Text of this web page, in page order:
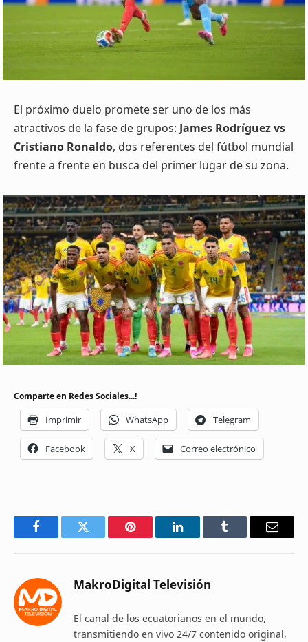
El próximo duelo promete ser uno de los más
atractivos de la fase de grupos: James Rodríguez vs
Cristiano Ronaldo, dos referentes del fútbol mundial
frente a frente en busca del primer lugar de su zona.
Comparte en Redes Sociales...!
Imprimir WhatsApp Telegram
Facebook X Correo electrónico
FacebookTwitter Pinterest LinkedInTumblr Email
MakroDigital Televisión
El canal de los ecuatorianos en el mundo,
transmitiendo en vivo 24/7 contenido original,